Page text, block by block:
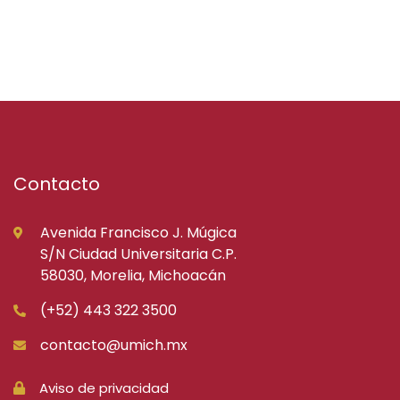
Contacto
Avenida Francisco J. Múgica
S/N Ciudad Universitaria C.P.
58030, Morelia, Michoacán
(+52) 443 322 3500
contacto@umich.mx
Aviso de privacidad